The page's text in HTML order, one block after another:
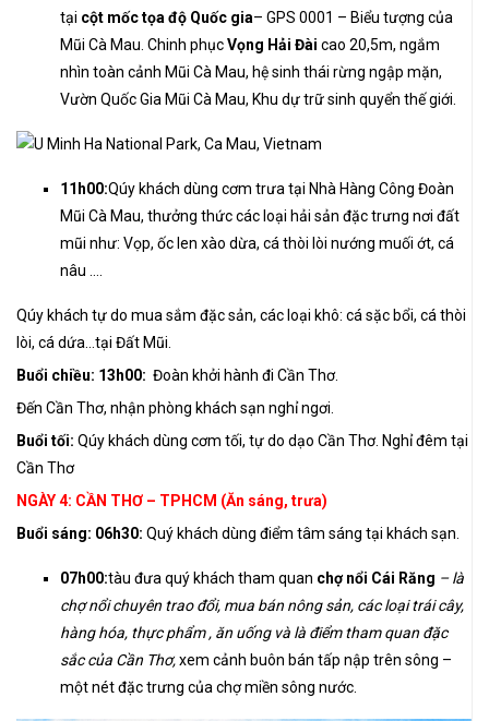
tại cột mốc tọa độ Quốc gia– GPS 0001 – Biểu tượng của
Mũi Cà Mau. Chinh phụcVọng Hải Đài cao 20,5m, ngắm
nhìn toàn cảnh Mũi Cà Mau, hệ sinh thái rừng ngập mặn,
Vườn Quốc Gia Mũi Cà Mau, Khu dự trữ sinh quyển thế giới.
11h00:Qúy khách dùng cơm trưa tại Nhà Hàng Công Đoàn
Mũi Cà Mau, thưởng thức các loại hải sản đặc trưng nơi đất
mũi như: Vọp, ốc len xào dừa, cá thòi lòi nướng muối ớt, cá
nâu ….
Qúy khách tự do mua sắm đặc sản, các loại khô: cá sặc bổi, cá thòi
lòi, cá dứa…tại Đất Mũi.
Buổi chiều: 13h00: Đoàn khởi hành đi Cần Thơ.
Đến Cần Thơ, nhận phòng khách sạn nghỉ ngơi.
Buổi tối: Qúy khách dùng cơm tối, tự do dạo Cần Thơ. Nghỉ đêm tại
Cần Thơ
NGÀY 4: CẦN THƠ – TPHCM (Ăn sáng, trưa)
Buổi sáng: 06h30: Quý khách dùng điểm tâm sáng tại khách sạn.
07h00:tàu đưa quý khách tham quan chợ nổi Cái Răng – là
chợ nổi chuyên trao đổi, mua bán nông sản, các loại trái cây,
hàng hóa, thực phẩm , ăn uống và là điểm tham quan đặc
sắc của Cần Thơ,xem cảnh buôn bán tấp nập trên sông –
một nét đặc trưng của chợ miền sông nước.